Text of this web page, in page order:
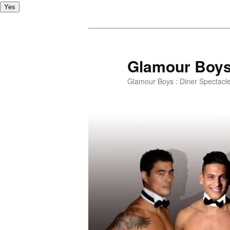
Yes
Glamour
Glamour Boys : Diner